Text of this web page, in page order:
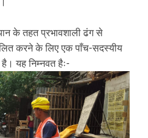
के तहत प्रभावशाली ढंग से
करने के लिए एक पाँच-सदस्यीय
यह निम्नवत हैः-